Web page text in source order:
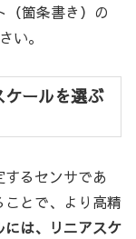
箇条書き）の
い。
ールを選ぶ
るセンサであ
とで、より高精
には、リニアスケ